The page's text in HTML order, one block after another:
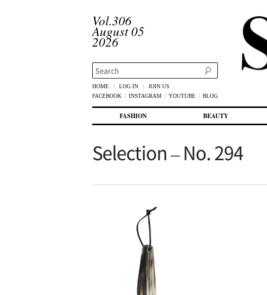
Vol.306
August 05
2026
Search
HOME LOG IN
JOIN US
FACEBOOK
INSTAGRAM YOUTUBE BLOG
첫번째 컨텐츠로 뛰어넘기
두번째 컨텐츠로 뛰어넘기
FASHION BEAUTY
Selection – No. 294